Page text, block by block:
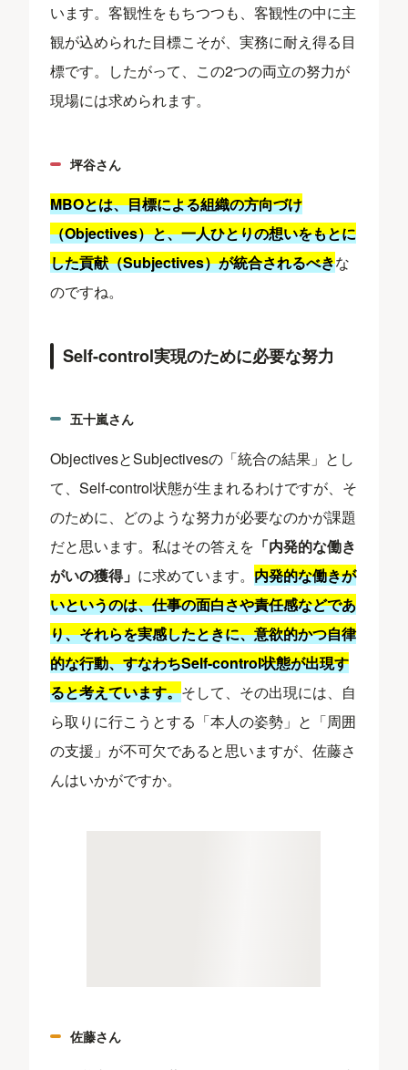
います。客観性をもちつつも、客観性の中に主
観が込められた目標こそが、実務に耐え得る目
標です。したがって、この2つの両立の努力が
現場には求められます。
坪谷さん
MBOとは、目標による組織の方向づけ
（Objectives）と、一人ひとりの想いをもとに
した貢献（Subjectives）が統合されるべきな
のですね。
Self-control実現のために必要な努力
五十嵐さん
ObjectivesとSubjectivesの「統合の結果」とし
て、Self-control状態が生まれるわけですが、そ
のために、どのような努力が必要なのかが課題
だと思います。私はその答えを 「内発的な働き
がいの獲得」 に求めています。内発的な働きが
いというのは、仕事の面白さや責任感などであ
り、それらを実感したときに、意欲的かつ自律
的な行動、すなわちSelf-control状態が出現す
ると考えています。そして、その出現には、自
ら取りに行こうとする「本人の姿勢」と「周囲
の支援」が不可欠であると思いますが、佐藤さ
んはいかがですか。
佐藤さん